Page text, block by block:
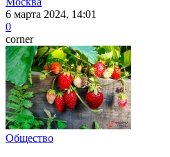
6 марта 2024, 14:01
0
corner
Общество